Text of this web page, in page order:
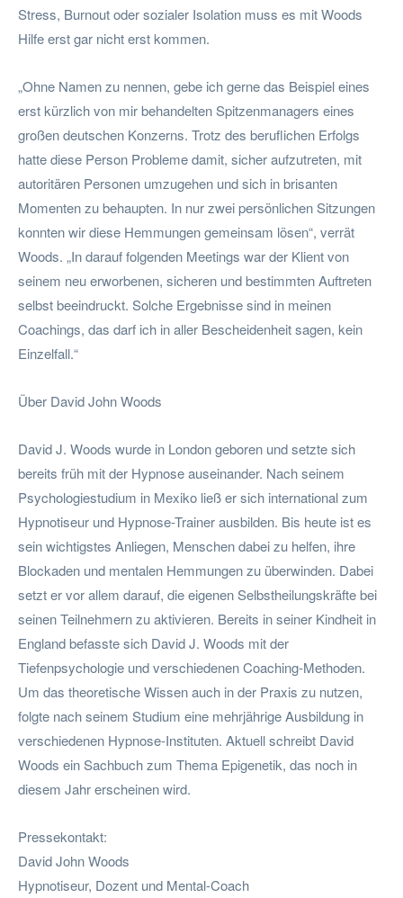
Stress, Burnout oder sozialer Isolation muss es mit Woods
Hilfe erst gar nicht erst kommen.
„Ohne Namen zu nennen, gebe ich gerne das Beispiel eines
erst kürzlich von mir behandelten Spitzenmanagers eines
großen deutschen Konzerns. Trotz des beruflichen Erfolgs
hatte diese Person Probleme damit, sicher aufzutreten, mit
autoritären Personen umzugehen und sich in brisanten
Momenten zu behaupten. In nur zwei persönlichen Sitzungen
konnten wir diese Hemmungen gemeinsam lösen“, verrät
Woods. „In darauf folgenden Meetings war der Klient von
seinem neu erworbenen, sicheren und bestimmten Auftreten
selbst beeindruckt. Solche Ergebnisse sind in meinen
Coachings, das darf ich in aller Bescheidenheit sagen, kein
Einzelfall.“
Über David John Woods
David J. Woods wurde in London geboren und setzte sich
bereits früh mit der Hypnose auseinander. Nach seinem
Psychologiestudium in Mexiko ließ er sich international zum
Hypnotiseur und Hypnose-Trainer ausbilden. Bis heute ist es
sein wichtigstes Anliegen, Menschen dabei zu helfen, ihre
Blockaden und mentalen Hemmungen zu überwinden. Dabei
setzt er vor allem darauf, die eigenen Selbstheilungskräfte bei
seinen Teilnehmern zu aktivieren. Bereits in seiner Kindheit in
England befasste sich David J. Woods mit der
Tiefenpsychologie und verschiedenen Coaching-Methoden.
Um das theoretische Wissen auch in der Praxis zu nutzen,
folgte nach seinem Studium eine mehrjährige Ausbildung in
verschiedenen Hypnose-Instituten. Aktuell schreibt David
Woods ein Sachbuch zum Thema Epigenetik, das noch in
diesem Jahr erscheinen wird.
Pressekontakt:
David John Woods
Hypnotiseur, Dozent und Mental-Coach